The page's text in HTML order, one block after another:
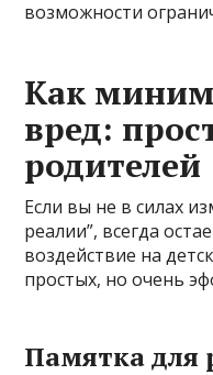
возможности
Как
вред:
родителей
Если вы не в силах
реалии”, всегда
воздействие на
простых, но очень
Памятка для